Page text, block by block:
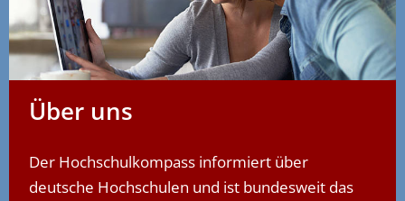
Über uns
Der Hochschulkompass informiert über
deutsche Hochschulen und ist bundesweit das